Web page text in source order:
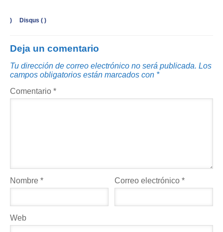
) Disqus ( )
Deja un comentario
Tu dirección de correo electrónico no será publicada. Los
campos obligatorios están marcados con *
Comentario *
Nombre * Correo electrónico*
Web